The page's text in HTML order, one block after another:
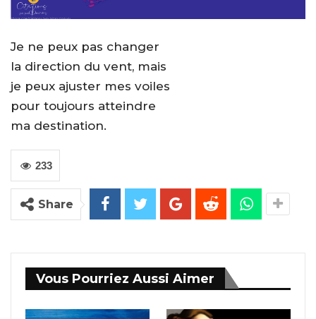
Je ne peux pas changer
la direction du vent, mais
je peux ajuster mes voiles
pour toujours atteindre
ma destination.
233
Share
Vous Pourriez Aussi Aimer